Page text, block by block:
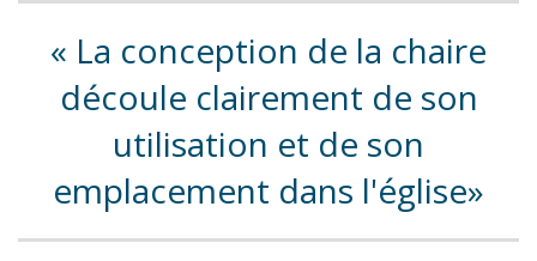
La conception de la chaire
découle clairement de son
utilisation et de son
emplacement dans l'église